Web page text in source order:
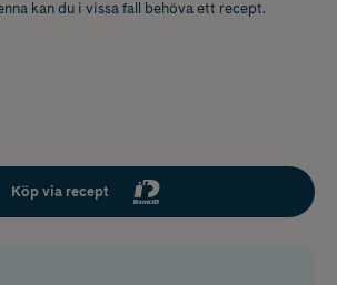
kan du i vissa fall behöva ett recept.
Köp via recept